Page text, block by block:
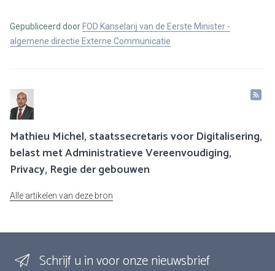
Gepubliceerd door FOD Kanselarij van de Eerste Minister -
algemene directie Externe Communicatie
Mathieu Michel, staatssecretaris voor Digitalisering,
belast met Administratieve Vereenvoudiging,
Privacy, Regie der gebouwen
Alle artikelen van deze bron
Schrijf u in voor onze nieuwsbrief